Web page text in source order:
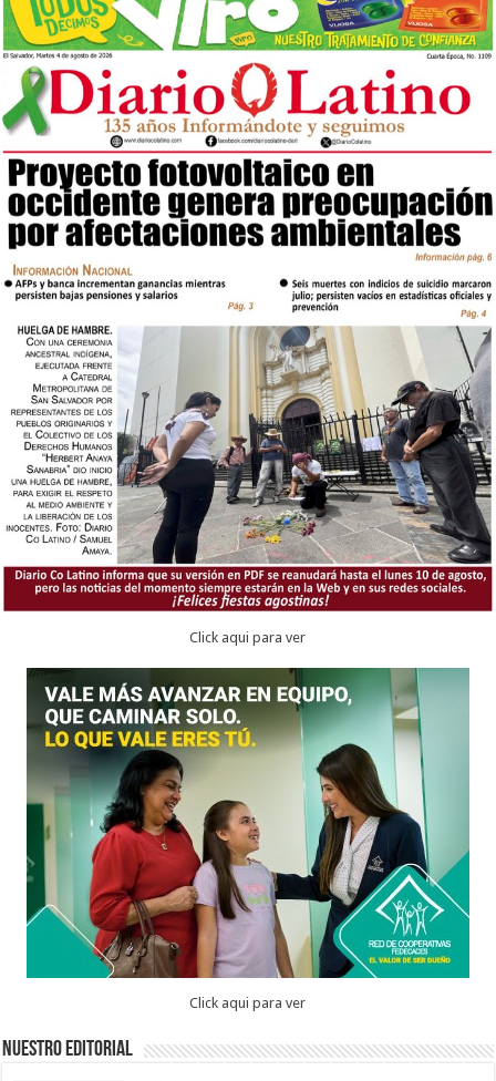
Click aqui para ver
Click aqui para ver
Nuestro Editorial